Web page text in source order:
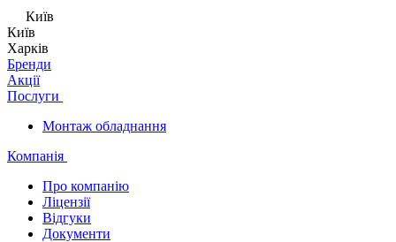
Київ
Київ
Харків
Бренди
Акції
Послуги
Монтаж обладнання
Компанія
Про компанію
Ліцензії
Відгуки
Документи